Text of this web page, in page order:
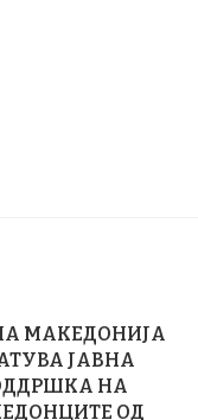
МАКЕДОНИЈА
ЈАВНА
НА
ОД